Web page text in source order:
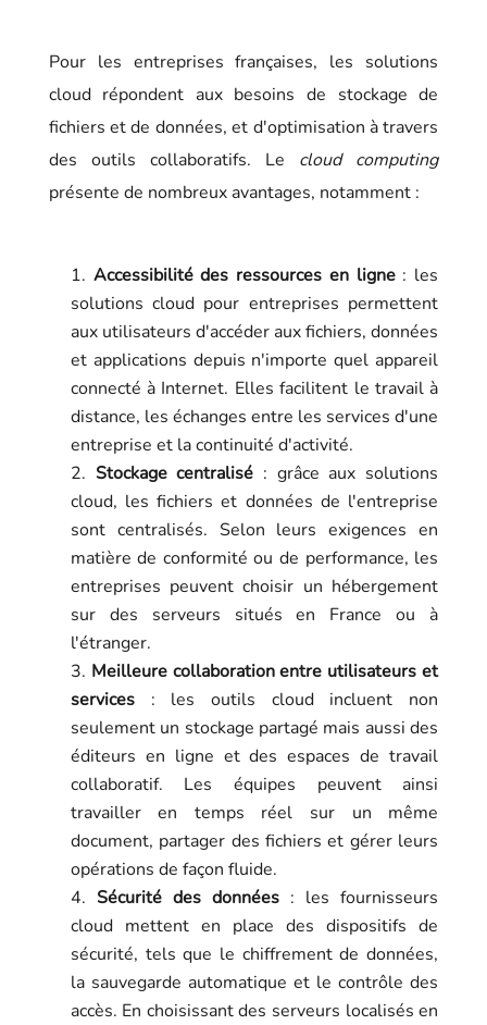
Pour les entreprises françaises, les solutions
cloud répondent aux besoins de stockage de
fichiers et de données, et d'optimisation à travers
des outils collaboratifs. Le cloud computing
présente de nombreux avantages, notamment :
Accessibilité des ressources en ligne: les
solutions cloud pour entreprises permettent
aux utilisateurs d'accéder aux fichiers, données
et applications depuis n'importe quel appareil
connecté à Internet. Elles facilitent le travail à
distance, les échanges entre les services d'une
entreprise et la continuité d'activité.
Stockage centralisé : grâce aux solutions
cloud, les fichiers et données de l'entreprise
sont centralisés. Selon leurs exigences en
matière de conformité ou de performance, les
entreprises peuvent choisir un hébergement
sur des serveurs situés en France ou à
l'étranger.
Meilleure collaboration entre utilisateurs et
services: les outils cloud incluent non
seulement un stockage partagé mais aussi des
éditeurs en ligne et des espaces de travail
collaboratif. Les équipes peuvent ainsi
travailler en temps réel sur un même
document, partager des fichiers et gérer leurs
opérations de façon fluide.
Sécurité des données : les fournisseurs
cloud mettent en place des dispositifs de
sécurité, tels que le chiffrement de données,
la sauvegarde automatique et le contrôle des
accès. En choisissant des serveurs localisés en